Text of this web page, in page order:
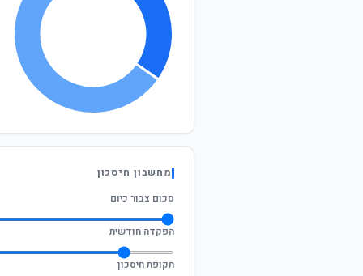
מחשבון חיסכון
סכום צבור כיום
הפקדה חודשית
תקופת חיסכון